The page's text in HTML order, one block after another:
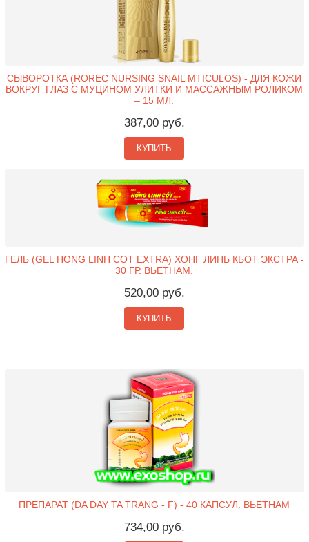
СЫВОРОТКА (ROREC NURSING SNAIL MTICULOS) - ДЛЯ КОЖИ
ВОКРУГ ГЛАЗ С МУЦИНОМ УЛИТКИ И МАССАЖНЫМ РОЛИКОМ
– 15 МЛ.
387,00 руб.
КУПИТЬ
ГЕЛЬ (GEL HONG LINH COT EXTRA) ХОНГ ЛИНЬ КЬОТ ЭКСТРА -
30 ГР. ВЬЕТНАМ.
520,00 руб.
КУПИТЬ
ПРЕПАРАТ (DA DAY TA TRANG - F) - 40 КАПСУЛ. ВЬЕТНАМ
734,00 руб.